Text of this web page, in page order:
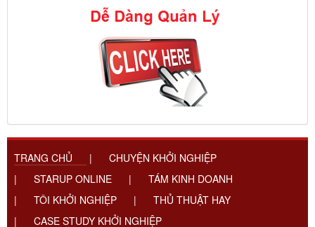
TRANG CHỦ |
CHUYỆN KHỞI NGHIỆP
|
STARUP ONLINE |
TÁM KINH DOANH
|
TÔI KHỞI NGHIỆP |
THỦ THUẬT HAY
|
CASE STUDY KHỞI NGHIỆP